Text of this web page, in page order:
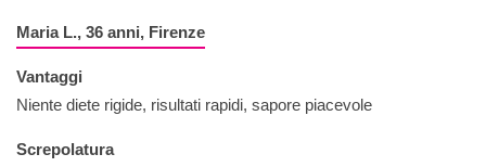
Maria L., 36 anni, Firenze
Vantaggi
Niente diete rigide, risultati rapidi, sapore piacevole
Screpolatura